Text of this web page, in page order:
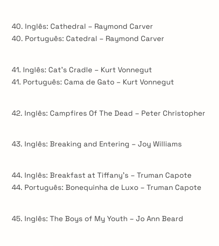
40. Inglês: Cathedral – Raymond Carver
40. Português: Catedral – Raymond Carver
41. Inglês: Cat’s Cradle – Kurt Vonnegut
41. Português: Cama de Gato – Kurt Vonnegut
42. Inglês: Campfires Of The Dead – Peter Christopher
43. Inglês: Breaking and Entering – Joy Williams
44. Inglês: Breakfast at Tiffany’s – Truman Capote
44. Português: Bonequinha de Luxo – Truman Capote
45. Inglês: The Boys of My Youth – Jo Ann Beard